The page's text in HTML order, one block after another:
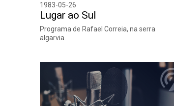
1983-05-26
Lugar ao Sul
Programa de Rafael Correia, na serra
algarvia.